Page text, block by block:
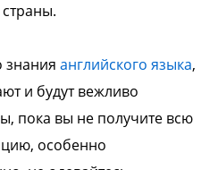
знания английского языка,
и будут вежливо
пока вы не получите всю
особенно